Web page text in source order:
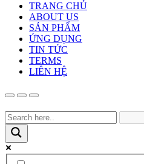
TRANG CHỦ
ABOUT US
SẢN PHẨM
ỨNG DỤNG
TIN TỨC
TERMS
LIÊN HỆ